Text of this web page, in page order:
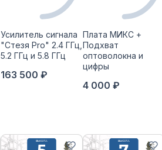
Усилитель сигнала
"Стезя Pro" 2.4 ГГц,
5.2 ГГц и 5.8 ГГц
163 500 ₽
Плата МИКС +
Подхват
оптоволокна и
цифры
4 000 ₽